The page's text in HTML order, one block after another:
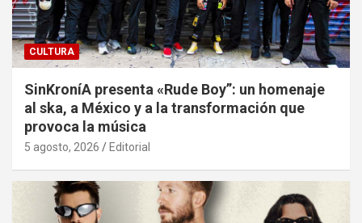
CULTURA
SinKroníA presenta «Rude Boy”: un homenaje
al ska, a México y a la transformación que
provoca la música
5 agosto, 2026 Editorial